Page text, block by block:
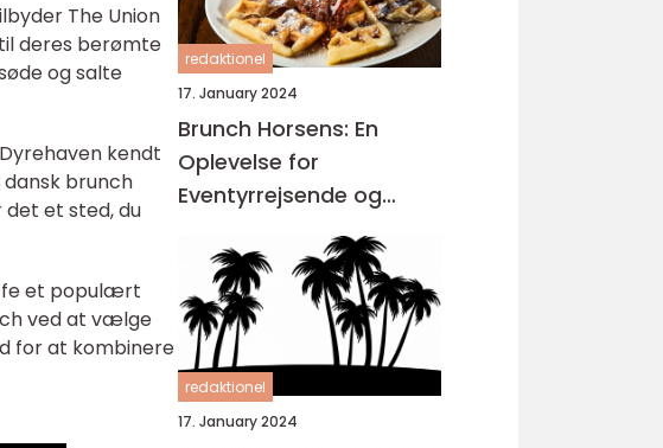
The Union
deres berømte
og salte
kendt
brunch
et sted, du
et populært
ved at vælge
for at kombinere
redaktionel
17. January 2024
Brunch Horsens: En
Oplevelse for
Eventyrrejsende og
redaktionel
17. January 2024